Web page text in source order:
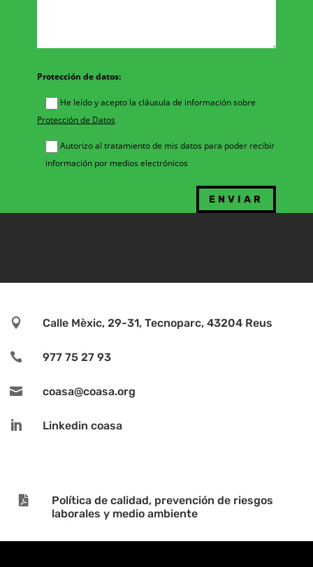
Protección de datos:
He leído y acepto la cláusula de información sobre
Protección de Datos
Autorizo al tratamiento de mis datos para poder recibir
información por medios electrónicos
 Calle Mèxic, 29-31, Tecnoparc, 43204 Reus
 977 75 27 93
 coasa@coasa.org
 Linkedin coasa

Política de calidad, prevención de riesgos
laborales y medio ambiente